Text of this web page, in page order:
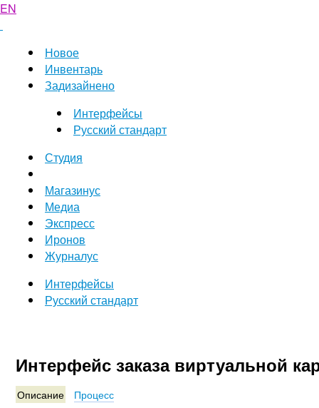
EN
Новое
Инвентарь
Задизайнено
Интерфейсы
Русский стандарт
Студия
Магазинус
Медиа
Экспресс
Иронов
Журналус
Интерфейсы
Русский стандарт
Интерфейс заказа виртуальной
Описание Процесс